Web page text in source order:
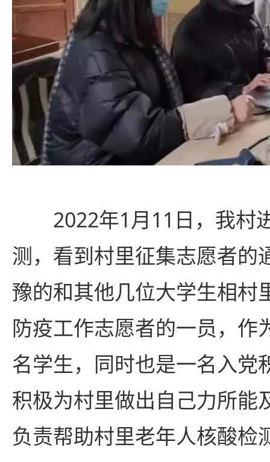
2022年1月11日，我村
测，看到村里征集志愿者的
豫的和其他几位大学生相村
防疫工作志愿者的一员，作
名学生，同时也是一名入党
积极为村里做出自己力所能
负责帮助村里老年人核酸检